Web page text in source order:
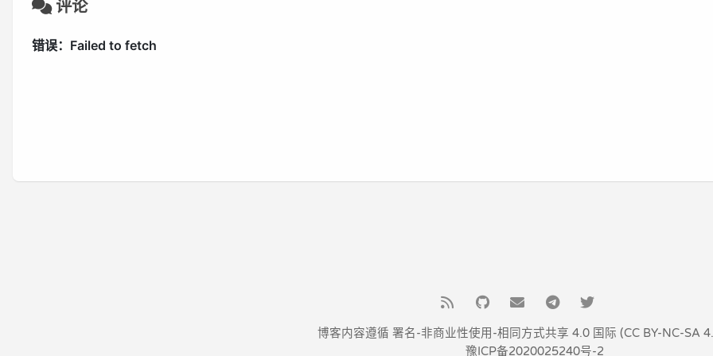
评论
博客内容遵循 署名-非商业性使用-相同方式共享 4.0 国际 (CC BY-NC-SA
豫ICP备2020025240号-2